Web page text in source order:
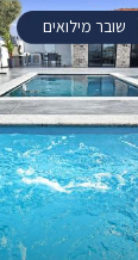
שובר מילואים